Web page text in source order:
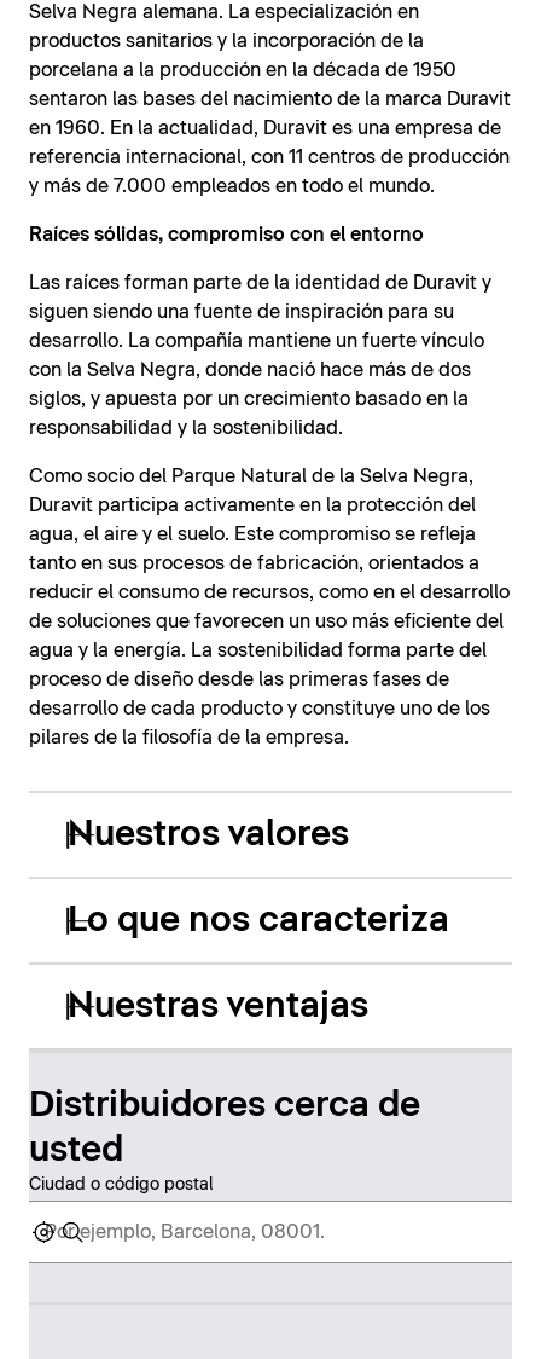
Selva Negra alemana. La especialización en
productos sanitarios y la incorporación de la
porcelana a la producción en la década de 1950
sentaron las bases del nacimiento de la marca Duravit
en 1960. En la actualidad, Duravit es una empresa de
referencia internacional, con 11 centros de producción
y más de 7.000 empleados en todo el mundo.
Raíces sólidas, compromiso con el entorno
Las raíces forman parte de la identidad de Duravit y
siguen siendo una fuente de inspiración para su
desarrollo. La compañía mantiene un fuerte vínculo
con la Selva Negra, donde nació hace más de dos
siglos, y apuesta por un crecimiento basado en la
responsabilidad y la sostenibilidad.
Como socio del Parque Natural de la Selva Negra,
Duravit participa activamente en la protección del
agua, el aire y el suelo. Este compromiso se refleja
tanto en sus procesos de fabricación, orientados a
reducir el consumo de recursos, como en el desarrollo
de soluciones que favorecen un uso más eficiente del
agua y la energía. La sostenibilidad forma parte del
proceso de diseño desde las primeras fases de
desarrollo de cada producto y constituye uno de los
pilares de la filosofía de la empresa.
Nuestros valores
Lo que nos caracteriza
Nuestras ventajas
Distribuidores cerca de
usted
Ciudad o código postal